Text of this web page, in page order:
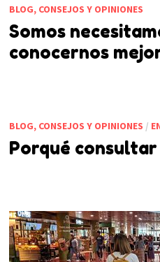
BLOG, CONSEJOS Y OPINIONES
Somos
conocernos
BLOG, CONSEJOS Y OPINIONES /
Porqué